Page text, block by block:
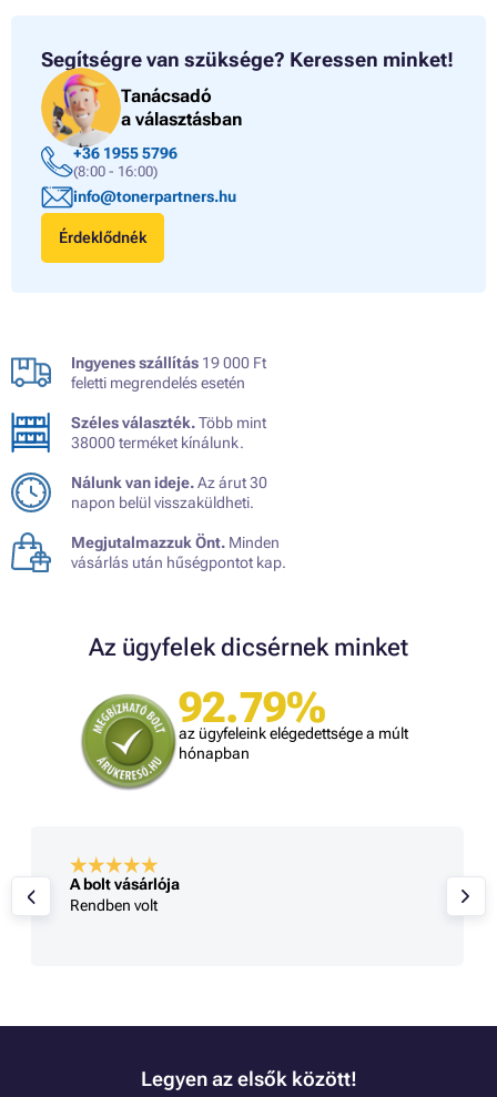
Segítségre van szüksége? Keressen minket!
Tanácsadó
a választásban
+36 1955 5796
(8:00 - 16:00)
info@tonerpartners.hu
Érdeklődnék
Ingyenes szállítás 19 000 Ft
feletti megrendelés esetén
Széles választék.Több mint
38000 terméket kínálunk.
Nálunk van ideje.Az árut 30
napon belül visszaküldheti.
Megjutalmazzuk Önt. Minden
vásárlás után hűségpontot kap.
Az ügyfelek dicsérnek minket
92.79%
az ügyfeleink elégedettsége a múlt
hónapban
A bolt vásárlója
Rendben volt
Legyen az elsők között!